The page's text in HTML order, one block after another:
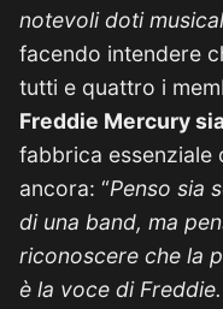
notevoli doti
facendo intendere
tutti e quattro i
Freddie Mercury
fabbrica essenziale
ancora: “Penso sia
di una band, ma
riconoscere che la
è la voce di